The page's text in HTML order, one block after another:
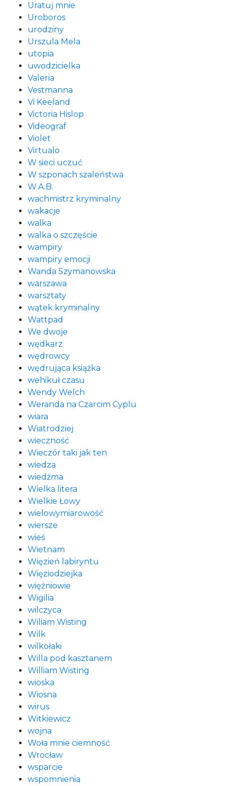
Uratuj mnie
Uroboros
urodziny
Urszula Mela
utopia
uwodzicielka
Valeria
Vestmanna
Vi Keeland
Victoria Hislop
Videograf
Violet
Virtualo
W sieci uczuć
W szponach szaleństwa
W.A.B.
wachmistrz kryminalny
wakacje
walka
walka o szczęście
wampiry
wampiry emocji
Wanda Szymanowska
warszawa
warsztaty
wątek kryminalny
Wattpad
We dwoje
wędkarz
wędrowcy
wędrująca książka
wehikuł czasu
Wendy Welch
Weranda na Czarcim Cyplu
wiara
Wiatrodziej
wieczność
Wieczór taki jak ten
wiedza
wiedźma
Wielka litera
Wielkie Łowy
wielowymiarowość
wiersze
wieś
Wietnam
Więzień labiryntu
Więziodziejka
więźniowie
Wigilia
wilczyca
Wiliam Wisting
Wilk
wilkołaki
Willa pod kasztanem
William Wisting
wioska
Wiosna
wirus
Witkiewicz
wojna
Woła mnie ciemność
Wrocław
wsparcie
wspomnienia